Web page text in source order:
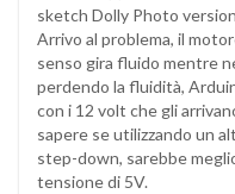
sketch Dolly Photo
Arrivo al problema, il
senso gira fluido mentre
perdendo la fluidità,
con i 12 volt che gli
sapere se utilizzando un
step-down, sarebbe
tensione di 5V.